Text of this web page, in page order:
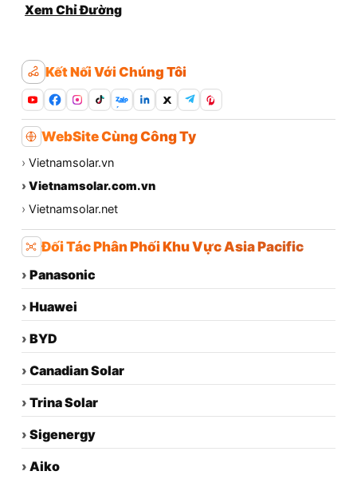
Xem Chỉ Đường
Kết Nối Với Chúng Tôi
Zalo
WebSite Cùng Công Ty
› Vietnamsolar.vn
› Vietnamsolar.com.vn
› Vietnamsolar.net
Đối Tác Phân Phối Khu Vực Asia Pacific
› Panasonic
› Huawei
› BYD
› Canadian Solar
› Trina Solar
› Sigenergy
› Aiko